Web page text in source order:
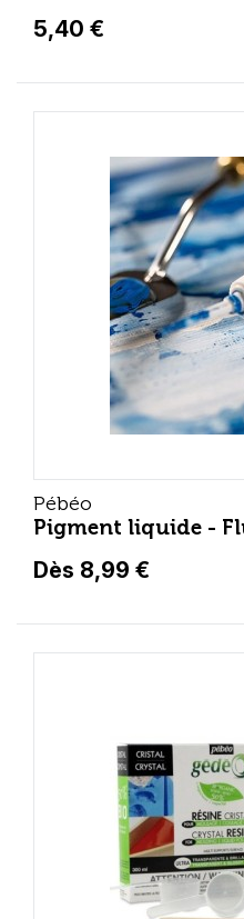
5,40 €
Pébéo
Pigment liquide -
Dès 8,99 €